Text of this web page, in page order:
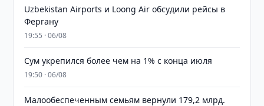
Uzbekistan Airports и Loong Air обсудили рейсы в
Фергану
19:55 · 06/08
Сум укрепился более чем на 1% с конца июля
19:50 · 06/08
Малообеспеченным семьям вернули 179,2 млрд.